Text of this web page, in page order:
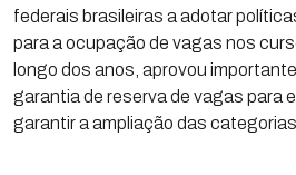
federais brasileiras a adotar
para a ocupação de vagas nos
longo dos anos, aprovou
garantia de reserva de vagas para
garantir a ampliação das categorias